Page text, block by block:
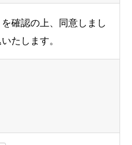
す。
す。
確認の上、同意しまし
たします。